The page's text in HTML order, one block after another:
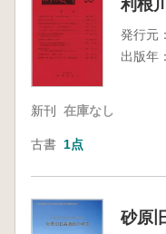
利根
発行元：
出版年：
新刊 在庫なし
古書 1点
砂原